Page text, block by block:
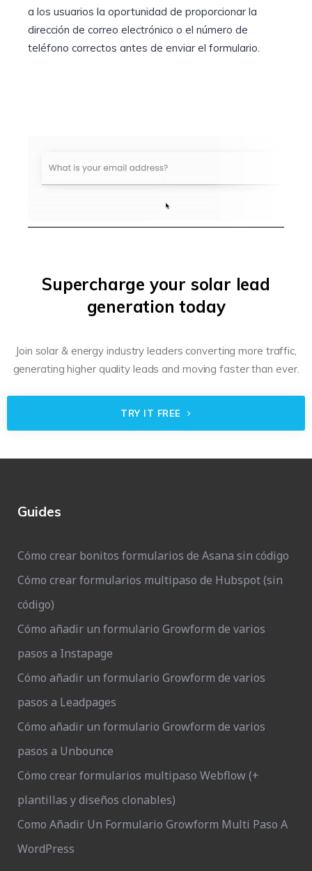
a los usuarios la oportunidad de proporcionar la
dirección de correo electrónico o el número de
teléfono correctos antes de enviar el formulario.
Supercharge your solar lead
generation today
Join solar & energy industry leaders converting more traffic,
generating higher quality leads and moving faster than ever.
TRY IT FREE
Guides
Cómo crear bonitos formularios de Asana sin código
Cómo crear formularios multipaso de Hubspot (sin
código)
Cómo añadir un formulario Growform de varios
pasos a Instapage
Cómo añadir un formulario Growform de varios
pasos a Leadpages
Cómo añadir un formulario Growform de varios
pasos a Unbounce
Cómo crear formularios multipaso Webflow (+
plantillas y diseños clonables)
Como Añadir Un Formulario Growform Multi Paso A
WordPress